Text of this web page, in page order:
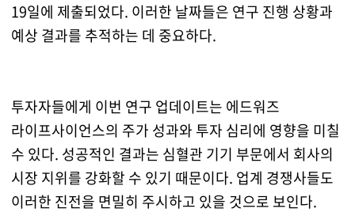
19일에 제출되었다. 이러한 날짜들은 연구 진행 상황과
예상 결과를 추적하는 데 중요하다.
투자자들에게 이번 연구 업데이트는 에드워즈
라이프사이언스의 주가 성과와 투자 심리에 영향을 미칠
수 있다. 성공적인 결과는 심혈관 기기 부문에서 회사의
시장 지위를 강화할 수 있기 때문이다. 업계 경쟁사들도
이러한 진전을 면밀히 주시하고 있을 것으로 보인다.